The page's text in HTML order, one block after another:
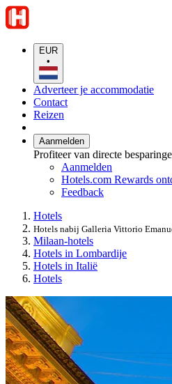
EUR
•
Adverteer je accommodatie
Contact
Reizen
Aanmelden
Profiteer van directe
Aanmelden
Hotels.com Rewards
Feedback
Hotels
Hotels nabij Galleria Vittorio
Milaan-hotels
Hotels in Lombardije
Hotels in Italië
Hotels